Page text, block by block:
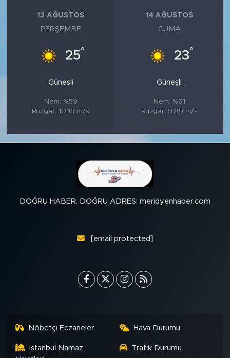
13 AĞUSTOS
PERŞEMBE
25°
Güneşli
Nem: %59
Rüzgar: 10.19 m/s
14 AĞUSTOS
CUMA
23°
Güneşli
Nem: %61
Rüzgar: 9.89 m/s
DOĞRU HABER, DOĞRU ADRES: meridyenhaber.com
[email protected]
Nöbetçi Eczaneler Hava Durumu
İstanbul Namaz
Trafik Durumu